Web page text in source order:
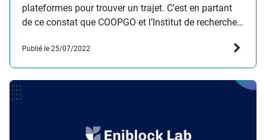
plateformes pour trouver un trajet. C’est en partant
de ce constat que COOPGO et l’Institut de recherche
protocole ouvert d’interopérabilité entre les
plateformes. L’objectif en…
Publié le 25/07/2022